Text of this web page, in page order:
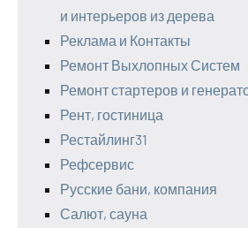
и интерьеров из дерева
Реклама и Контакты
Ремонт Выхлопных Систем
Ремонт стартеров и
Рент, гостиница
Рестайлинг31
Рефсервис
Русские бани, компания
Салют, сауна